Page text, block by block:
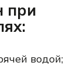
при
водой;